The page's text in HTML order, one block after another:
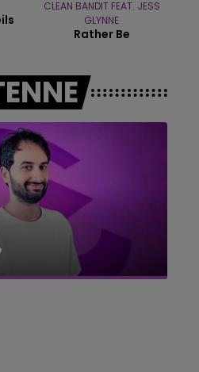
CLEAN BANDIT FEAT. JESS
GLYNNE
Rather Be
LA FAMILLE